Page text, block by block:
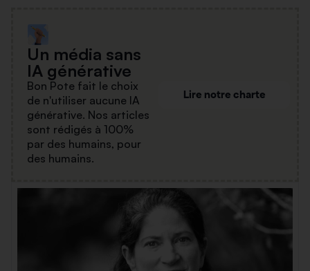
Un média sans
IA générative
Bon Pote fait le choix
de n'utiliser aucune IA
générative. Nos articles
sont rédigés à 100%
par des humains, pour
des humains.
Lire notre charte